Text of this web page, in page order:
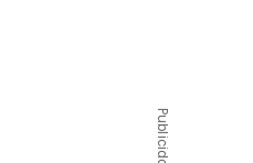
Publicidad